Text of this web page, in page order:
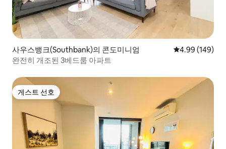
사우스뱅크(Southbank)의 콘도미니엄 평점 4.99점(5
4.99 (149)
완전히 개조된 3베드룸 아파트
게스트 선호
게스트 선호